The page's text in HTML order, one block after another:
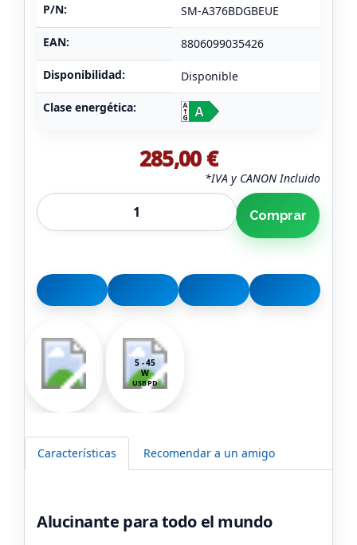
P/N: SM-A376BDGBEUE
EAN: 8806099035426
Disponibilidad: Disponible
Clase energética:
285,00 €
*IVA y CANON Incluido
Comprar
5 - 45
W
USB PD
Características Recomendar a un amigo
Alucinante para todo el mundo